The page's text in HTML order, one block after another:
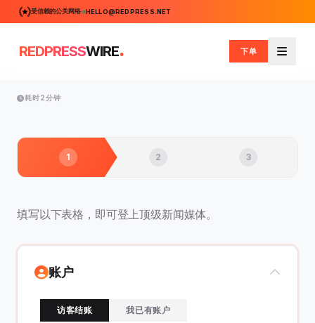
受信赖的公关网络 HELLO@REDPRESS.NET
REDPRESSWIRE. 下单
菜单
耗时2分钟
1 2 3
填写以下表格，即可登上顶级新闻媒体。
账户
访客结账 我已有账户